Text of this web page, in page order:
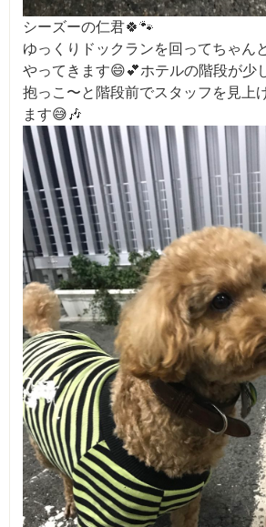
シーズーの仁君🍀🐾
ゆっくりドックランを回ってちゃん
やってきます😄💕ホテルの階段が少
抱っこ〜と階段前でスタッフを見上
ます😅🎶